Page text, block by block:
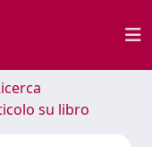
su libro